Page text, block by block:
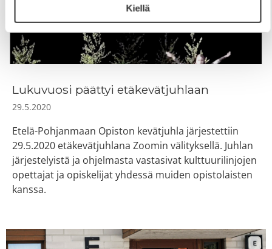
Kiellä
Lukuvuosi päättyi etäkevätjuhlaan
29.5.2020
Etelä-Pohjanmaan Opiston kevätjuhla järjestettiin
29.5.2020 etäkevätjuhlana Zoomin välityksellä. Juhlan
järjestelyistä ja ohjelmasta vastasivat kulttuurilinjojen
opettajat ja opiskelijat yhdessä muiden opistolaisten
kanssa.